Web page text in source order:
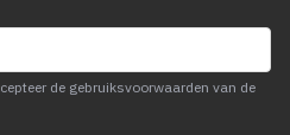
de gebruiksvoorwaarden van de